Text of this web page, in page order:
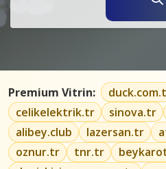
Premium Vitrin:
celikelektrik.tr
sinova.tr
alibey.club
lazersan.tr
oznur.tr
tnr.tr